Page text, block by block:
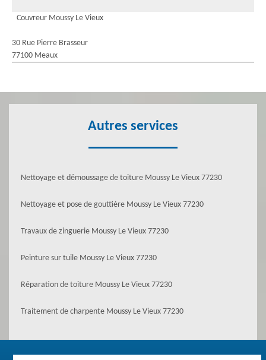
Couvreur Moussy Le Vieux
30 Rue Pierre Brasseur
77100 Meaux
Autres services
Nettoyage et démoussage de toiture Moussy Le Vieux 77230
Nettoyage et pose de gouttière Moussy Le Vieux 77230
Travaux de zinguerie Moussy Le Vieux 77230
Peinture sur tuile Moussy Le Vieux 77230
Réparation de toiture Moussy Le Vieux 77230
Traitement de charpente Moussy Le Vieux 77230